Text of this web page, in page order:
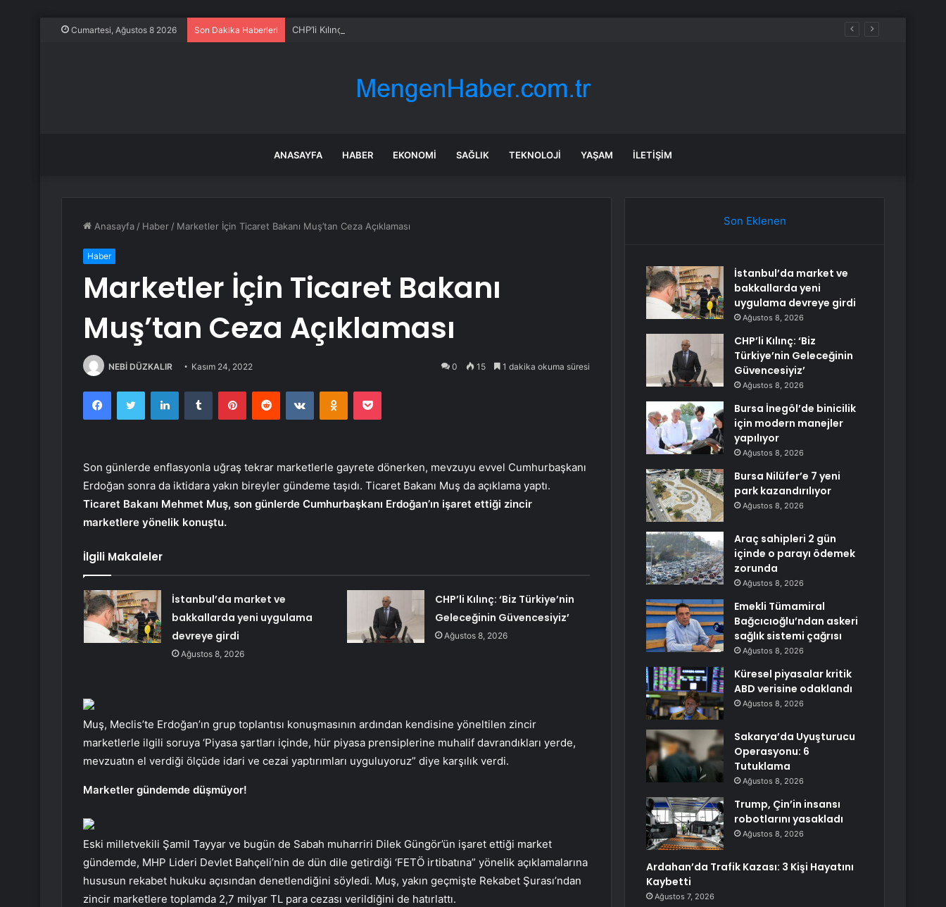
Cumartesi, Ağustos 8 2026 Son Dakika Haberleri CHP’li Kılınç: ‘Biz Türkiye’nin Geleceğinin Güvencesiyiz’
ANASAYFA HABER EKONOMI SAĞLIK TEKNOLOJI YAŞAM İLETIŞIM
Anasayfa / Haber / Marketler İçin Ticaret Bakanı Muş’tan Ceza Açıklaması
Haber
Marketler İçin Ticaret Bakanı
Muş’tan Ceza Açıklaması
NEBİ DÜZKALIR Kasım 24, 2022 0 15 1 dakika okuma süresi
FacebookTwitter LinkedInTumblr PinterestReddit VKontakteOdnoklassniki
Pocket
Son günlerde enflasyonla uğraş tekrar marketlerle gayrete dönerken, mevzuyu evvel Cumhurbaşkanı
Erdoğan sonra da iktidara yakın bireyler gündeme taşıdı. Ticaret Bakanı Muş da açıklama yaptı.
Ticaret Bakanı Mehmet Muş, son günlerde Cumhurbaşkanı Erdoğan’ın işaret ettiği zincir
marketlere yönelik konuştu.
İlgili Makaleler
İstanbul’da market ve
bakkallarda yeni uygulama
devreye girdi
Ağustos 8, 2026
CHP’li Kılınç: ‘Biz Türkiye’nin
Geleceğinin Güvencesiyiz’
Ağustos 8, 2026
Muş, Meclis’te Erdoğan’ın grup toplantısı konuşmasının ardından kendisine yöneltilen zincir
marketlerle ilgili soruya ‘Piyasa şartları içinde, hür piyasa prensiplerine muhalif davrandıkları yerde,
mevzuatın el verdiği ölçüde idari ve cezai yaptırımları uyguluyoruz” diye karşılık verdi.
Marketler gündemde düşmüyor!
Eski milletvekili Şamil Tayyar ve bugün de Sabah muharriri Dilek Güngör’ün işaret ettiği market
gündemde, MHP Lideri Devlet Bahçeli’nin de dün dile getirdiği ‘FETÖ irtibatına” yönelik açıklamalarına
hususun rekabet hukuku açısından denetlendiğini söyledi. Muş, yakın geçmişte Rekabet Şurası’ndan
zincir marketlere toplamda 2,7 milyar TL para cezası verildiğini de hatırlattı.
Son Eklenen
İstanbul’da market ve
bakkallarda yeni
uygulama devreye girdi
Ağustos 8, 2026
CHP’li Kılınç: ‘Biz
Türkiye’nin Geleceğinin
Güvencesiyiz’
Ağustos 8, 2026
Bursa İnegöl’de binicilik
için modern manejler
yapılıyor
Ağustos 8, 2026
Bursa Nilüfer’e 7 yeni
park kazandırılıyor
Ağustos 8, 2026
Araç sahipleri 2 gün
içinde o parayı ödemek
zorunda
Ağustos 8, 2026
Emekli Tümamiral
Bağcıcıoğlu’ndan askeri
sağlık sistemi çağrısı
Ağustos 8, 2026
Küresel piyasalar kritik
ABD verisine odaklandı
Ağustos 8, 2026
Sakarya’da Uyuşturucu
Operasyonu: 6
Tutuklama
Ağustos 8, 2026
Trump, Çin’in insansı
robotlarını yasakladı
Ağustos 8, 2026
Ardahan’da Trafik Kazası: 3 Kişi Hayatını
Kaybetti
Ağustos 7, 2026